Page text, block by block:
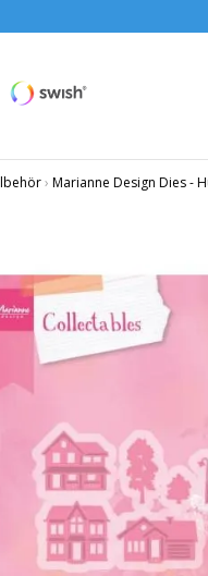
› Marianne Design Dies -